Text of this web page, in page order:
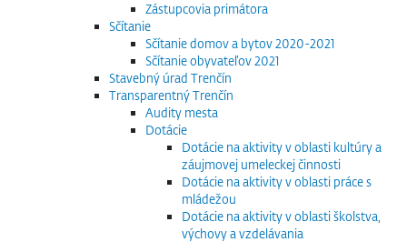
Zástupcovia primátora
Sčítanie
Sčítanie domov a bytov 2020-2021
Sčítanie obyvateľov 2021
Stavebný úrad Trenčín
Transparentný Trenčín
Audity mesta
Dotácie
Dotácie na aktivity v oblasti kultúry a
záujmovej umeleckej činnosti
Dotácie na aktivity v oblasti práce s
mládežou
Dotácie na aktivity v oblasti školstva,
výchovy a vzdelávania